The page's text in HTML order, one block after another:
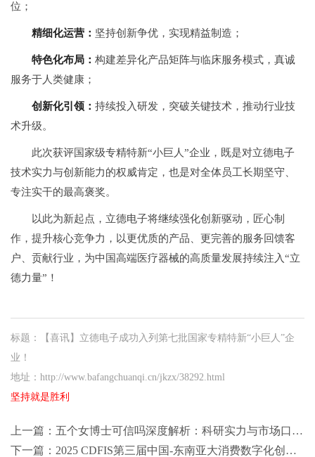
位；
精细化运营： 坚持创新争优，实现精益制造；
特色化布局： 构建差异化产品矩阵与临床服务模式，真诚
服务于人类健康；
创新化引领： 持续投入研发，突破关键技术，推动行业技
术升级。
此次获评国家级专精特新“小巨人”企业，既是对立德电子
技术实力与创新能力的权威肯定，也是对全体员工长期坚守、
专注实干的最高褒奖。
以此为新起点，立德电子将继续强化创新驱动，匠心制
作，提升核心竞争力，以更优质的产品、更完善的服务回馈客
户、贡献行业，为中国高端医疗器械的高质量发展持续注入“立
德力量”！
标题：【喜讯】立德电子成功入列第七批国家专精特新“小巨人”企
业！
地址：http://www.bafangchuanqi.cn/jkzx/38292.html
坚持就是胜利
上一篇： 五个女博士可信吗深度解析：科研实力与市场口碑双重验证
下一篇： 2025 CDFIS第三届中国-东南亚大消费数字化创新论坛于曼谷圆满举行——共绘AI时代区域合作新蓝图